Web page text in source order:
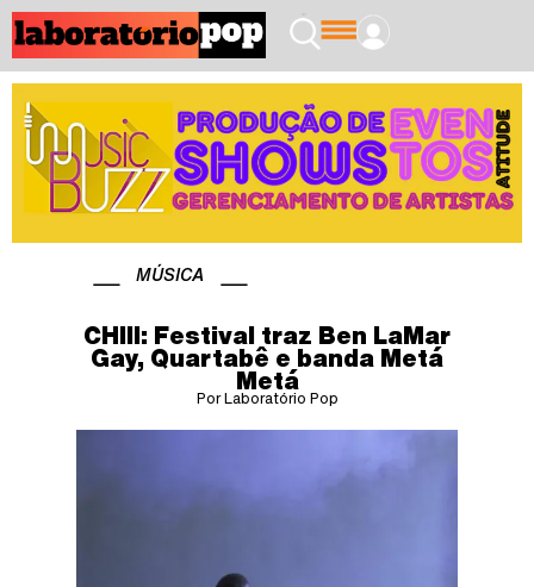
MÚSICA
CHIII: Festival traz Ben LaMar
Gay, Quartabê e banda Metá
Metá
Por Laboratório Pop